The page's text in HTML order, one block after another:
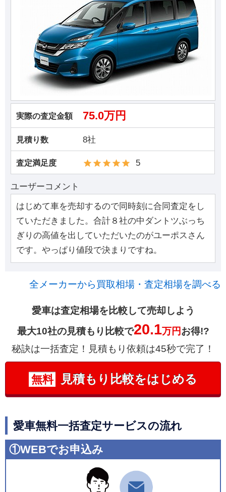
実際の査定金額 75.0万円
見積り数 8社
査定満足度 5
ユーザーコメント
はじめて車を売却するので同時刻に合同査定をし
ていただきました。合計８社の中ダントツぶっち
ぎりの高値を出していただいたのがユーポスさん
です。やっぱり値段で決まりですね。
全メーカーから買取相場・査定相場を調べる
愛車は査定相場を比較して売却しよう
最大10社の見積もり比較で20.1万円お得!?
秘訣は一括査定！見積もり依頼は45秒で完了！
無料 見積もり比較をはじめる
愛車無料一括査定サービスの流れ
①WEBでお申込み